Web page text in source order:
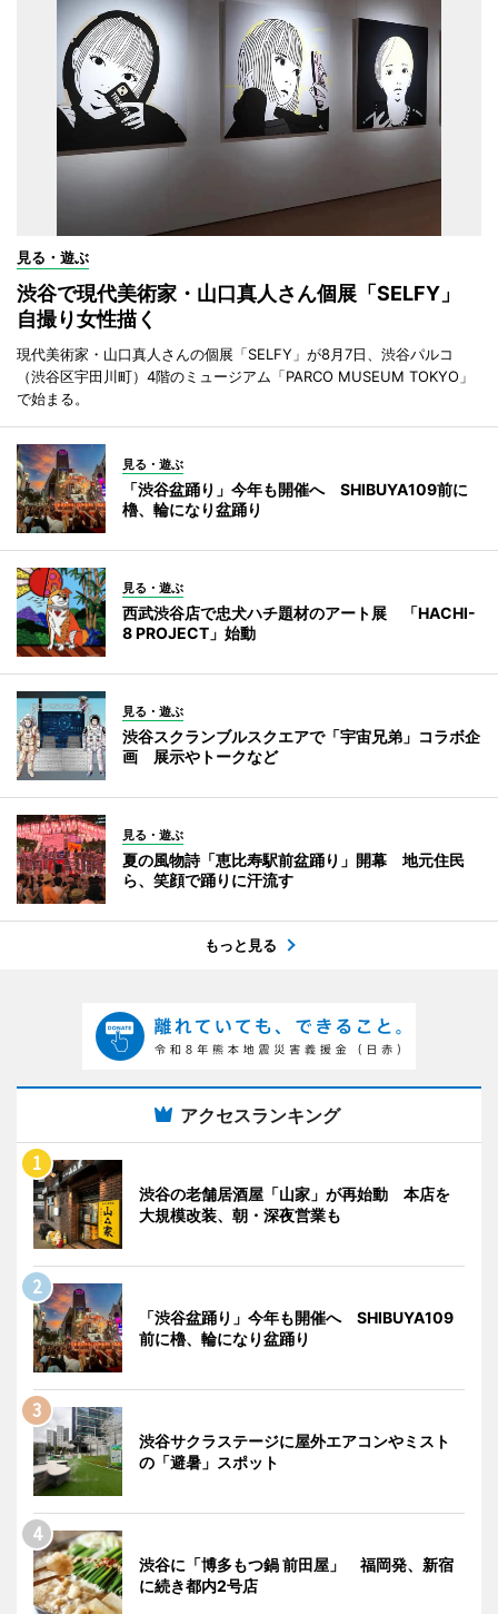
見る・遊ぶ
渋谷で現代美術家・山口真人さん個展「SELFY」
自撮り女性描く
現代美術家・山口真人さんの個展「SELFY」が8月7日、渋谷パルコ
（渋谷区宇田川町）4階のミュージアム「PARCO MUSEUM TOKYO」
で始まる。
見る・遊ぶ
「渋谷盆踊り」今年も開催へ SHIBUYA109前に
櫓、輪になり盆踊り
見る・遊ぶ
西武渋谷店で忠犬ハチ題材のアート展 「HACHI-
8 PROJECT」始動
見る・遊ぶ
渋谷スクランブルスクエアで「宇宙兄弟」コラボ企
画 展示やトークなど
見る・遊ぶ
夏の風物詩「恵比寿駅前盆踊り」開幕 地元住民
ら、笑顔で踊りに汗流す
もっと見る
アクセスランキング
渋谷の老舗居酒屋「山家」が再始動 本店を
大規模改装、朝・深夜営業も
「渋谷盆踊り」今年も開催へ SHIBUYA109
前に櫓、輪になり盆踊り
渋谷サクラステージに屋外エアコンやミスト
の「避暑」スポット
渋谷に「博多もつ鍋 前田屋」 福岡発、新宿
に続き都内2号店